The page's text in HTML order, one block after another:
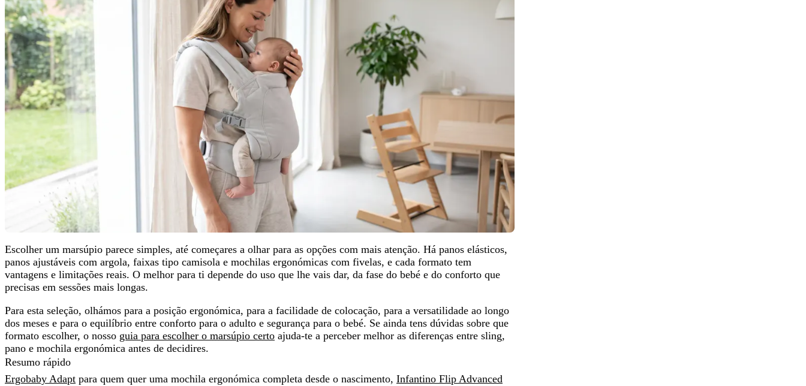
Escolher um marsúpio parece simples, até começares a olhar para as opções com mais atenção. Há panos elásticos,
panos ajustáveis com argola, faixas tipo camisola e mochilas ergonómicas com fivelas, e cada formato tem
vantagens e limitações reais. O melhor para ti depende do uso que lhe vais dar, da fase do bebé e do conforto que
precisas em sessões mais longas.
Para esta seleção, olhámos para a posição ergonómica, para a facilidade de colocação, para a versatilidade ao longo
dos meses e para o equilíbrio entre conforto para o adulto e segurança para o bebé. Se ainda tens dúvidas sobre que
formato escolher, o nosso guia para escolher o marsúpio certo ajuda-te a perceber melhor as diferenças entre sling,
pano e mochila ergonómica antes de decidires.
Resumo rápido
Ergobaby Adapt para quem quer uma mochila ergonómica completa desde o nascimento, Infantino Flip Advanced